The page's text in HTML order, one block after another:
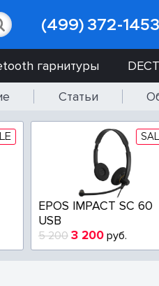
(499) 372-1453
гарнитуры
Статьи
EPOS IMPACT SC 60
USB
5 200 3 200руб.